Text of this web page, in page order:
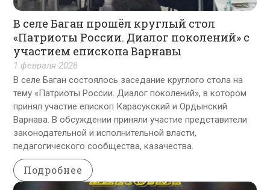
В селе Баган прошёл круглый стол
«Патриоты России. Диалог поколений» с
участием епископа Варнавы
1 февраля 2026
В селе Баган состоялось заседание круглого стола на
тему «Патриоты России. Диалог поколений», в котором
принял участие епископ Карасукский и Ордынский
Варнава. В обсуждении приняли участие представители
законодательной и исполнительной власти,
педагогического сообщества, казачества.
Подробнее